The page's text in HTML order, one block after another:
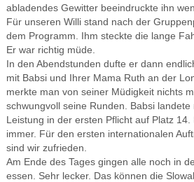
abladendes Gewitter beeindruckte ihn
Für unseren Willi stand nach der
dem Programm. Ihm steckte die lange
Er war richtig müde.
In den Abendstunden dufte er dann
mit Babsi und Ihrer Mama Ruth an der
merkte man von seiner Müdigkeit nichts
schwungvoll seine Runden. Babsi landete
Leistung in der ersten Pflicht auf Platz
immer. Für den ersten internationalen
sind wir zufrieden.
Am Ende des Tages gingen alle noch in
essen. Sehr lecker. Das können die